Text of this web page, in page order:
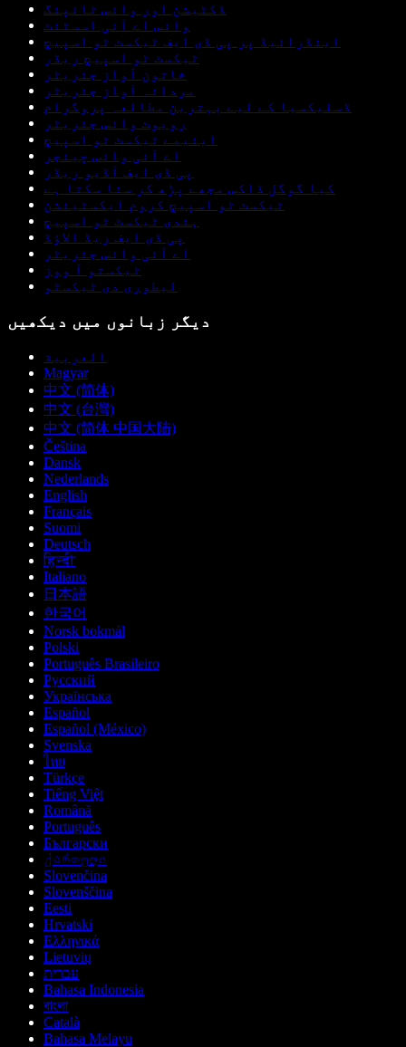
ڈکٹیشن اور وائس ٹائپنگ
وائس اے آئی اسسٹنٹ
اینڈرائیڈ پر پی ڈی ایف ٹیکسٹ ٹو اسپیچ
ٹیکسٹ ٹو اسپیچ ریڈر
خاتون آواز جنریٹر
مردانہ آواز جنریٹر
ڈسلیکسیا کے لیے بہترین مطالعہ پروگرام
روبوٹ وائس جنریٹر
اینیمے ٹیکسٹ ٹو اسپیچ
اے آئی وائس چینجر
پی ڈی ایف آڈیو ریڈر
کیا گوگل ڈاکس مجھے پڑھ کر سنا سکتا ہے
ٹیکسٹ ٹو اسپیچ کروم ایکسٹینشن
ہندی ٹیکسٹ ٹو اسپیچ
پی ڈی ایف ریڈ الاؤڈ
اے آئی وائس جنریٹر
ٹیکستو آ ووز
لیطوری دی ٹیکسٹو
دیگر زبانوں میں دیکھیں
العربية
Magyar
中文 (简体)
中文 (台灣)
中文 (简体 中国大陆)
Čeština
Dansk
Nederlands
English
Français
Suomi
Deutsch
हिन्दी
Italiano
日本語
한국어
Norsk bokmål
Polski
Português Brasileiro
Русский
Українська
Español
Español (México)
Svenska
ไทย
Türkçe
Tiếng Việt
Română
Português
Български
ქართული
Slovenčina
Slovenščina
Eesti
Hrvatski
Ελληνικά
Lietuvių
עברית
Bahasa Indonesia
বাংলা
Català
Bahasa Melayu